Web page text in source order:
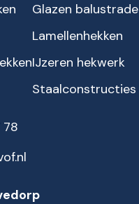
Glazen balustrade
Lamellenhekken
IJzeren hekwerk
Staalconstructies